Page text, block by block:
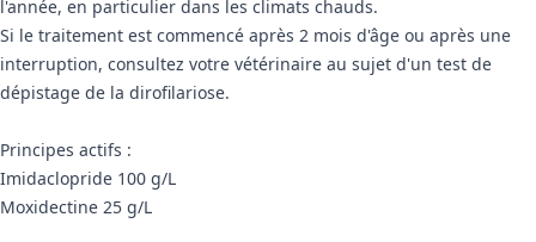
l'année, en particulier dans les climats chauds.
Si le traitement est commencé après 2 mois d'âge ou après une
interruption, consultez votre vétérinaire au sujet d'un test de
dépistage de la dirofilariose.
Principes actifs :
Imidaclopride 100 g/L
Moxidectine 25 g/L